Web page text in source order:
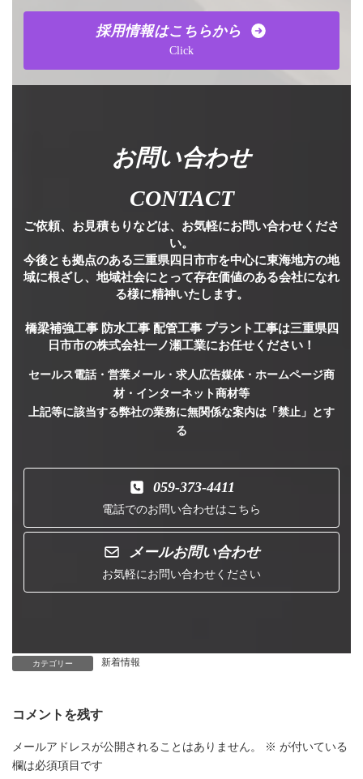
採用情報はこちらから
Click
お問い合わせ
CONTACT
ご依頼、お見積もりなどは、お気軽にお問い合わせくださ
い。
今後とも拠点のある三重県四日市市を中心に東海地方の地
域に根ざし、地域社会にとって存在価値のある会社になれ
る様に精神いたします。
橋梁補強工事 防水工事 配管工事 プラント工事は三重県四
日市市の株式会社一ノ瀬工業にお任せください！
セールス電話・営業メール・求人広告媒体・ホームページ商
材・インターネット商材等
上記等に該当する弊社の業務に無関係な案内は「禁止」とす
る
059-373-4411
電話でのお問い合わせはこちら
メールお問い合わせ
お気軽にお問い合わせください
カテゴリー 新着情報
コメントを残す
メールアドレスが公開されることはありません。 ※ が付いている
欄は必須項目です